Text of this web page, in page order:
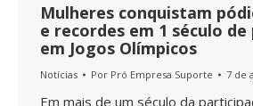
Mulheres conquistam
e recordes em 1 século
em Jogos Olímpicos
Notícias Por Pró Empresa Suporte 7 de
Em mais de um século da